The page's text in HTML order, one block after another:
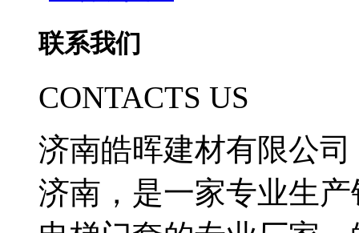
联系我们
CONTACTS US
济南皓晖建材有限公
济南，是一家专业生